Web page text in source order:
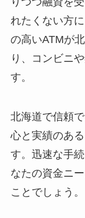
れたくない方
の高いATMが
り、コンビニ
す。
北海道で信頼
心と実績のあ
す。迅速な手
なたの資金ニ
ことでしょう。